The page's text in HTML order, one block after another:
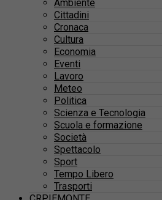
Ambiente
Cittadini
Cronaca
Cultura
Economia
Eventi
Lavoro
Meteo
Politica
Scienza e Tecnologia
Scuola e formazione
Società
Spettacolo
Sport
Tempo Libero
Trasporti